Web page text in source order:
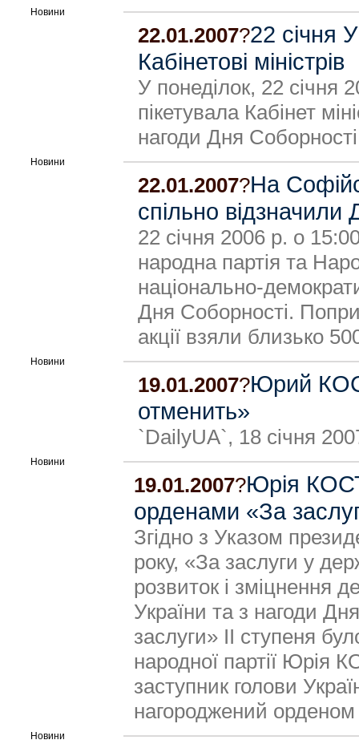
Новини
22.01.2007?22 січня
Кабінетові міністрів
У понеділок, 22 січня
пікетувала Кабінет
нагоди Дня
Новини
22.01.2007?На
спільно відзначили
22 січня 2006 р. о
народна партія та
національно-
Дня Соборності.
акції взяли близько
Новини
19.01.2007?Юрий
отменить»
`DailyUA`, 18 січня
Новини
19.01.2007?Юрія
орденами «За
Згідно з Указом
року, «За заслуги у
розвиток і зміцнення
України та з нагоди
заслуги» ІІ ступеня
народної партії
заступник голови
нагороджений орденом
Новини